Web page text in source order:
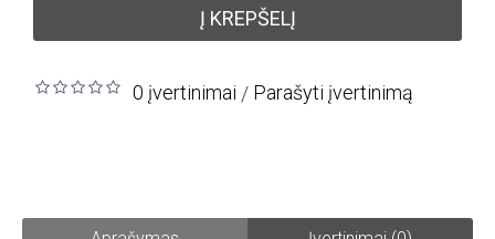
Į KREPŠELĮ
0 įvertinimai / Parašyti įvertinimą